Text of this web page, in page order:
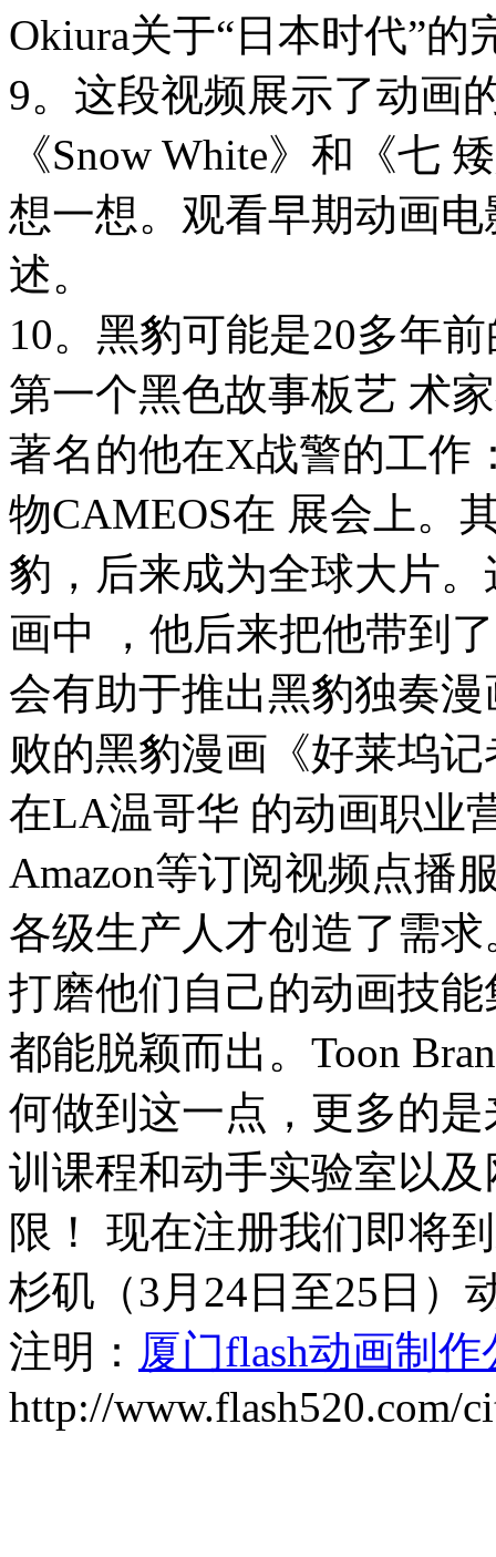
Okiura关于“日本时代”的
9。这段视频展示了动画
《Snow White》和《七
想一想。观看早期动画
述。
10。黑豹可能是20多年
第一个黑色故事板艺 术
著名的他在X战警的工作
物CAMEOS在 展会上。
豹，后来成为全球大片
画中 ，他后来把他带到
会有助于推出黑豹独奏
败的黑豹漫画《好莱坞
在LA温哥华 的动画职业
Amazon等订阅视频点播
各级生产人才创造了需
打磨他们自己的动画技
都能脱颖而出。Toon
何做到这一点，更多的
训课程和动手实验室以
限！ 现在注册我们即将
杉矶（3月24日至25日）
注明： 厦门flash动画制作
http://www.flash520.com/